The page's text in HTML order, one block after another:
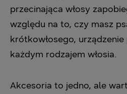
przecinająca włosy
względu na to, czy masz
krótkowłosego,
każdym rodzajem włosia.
Akcesoria to jedno, ale